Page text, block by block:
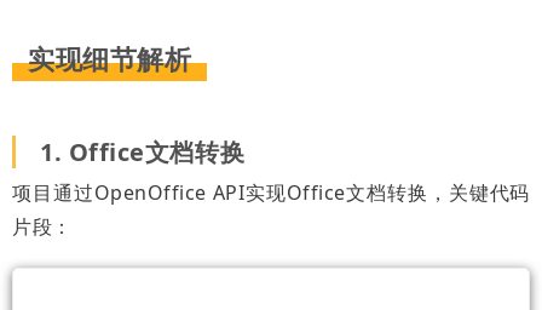
实现细节解析
1. Office文档转换
项目通过OpenOffice API实现Office文档转换，关键代码
片段：